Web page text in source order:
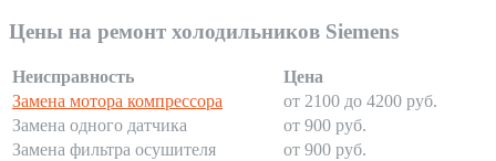
Цены на ремонт холодильников Siemens
Неисправность
Цена
Замена мотора компрессора
от 2100 до 4200 руб.
Замена одного датчика
от 900 руб.
Замена фильтра осушителя
от 900 руб.